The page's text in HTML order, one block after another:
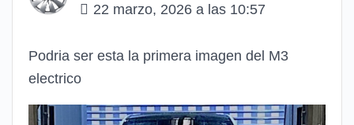
22 marzo, 2026 a las 10:57
Podria ser esta la primera imagen del M3
electrico